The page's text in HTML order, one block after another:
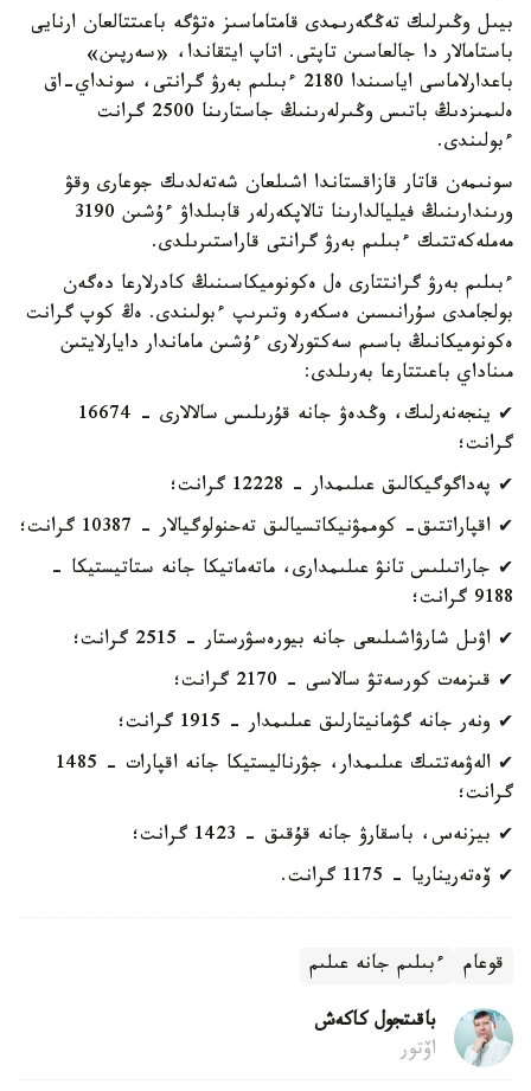
بيىل وڭىرلىك تەڭگەرىمدى قامتاماسىز ەتۋگە باعىتتالعان ارنايى
باستامالار دا جالعاسىن تاپتى. اتاپ ايتقاندا، «سەرپىن»
باعدارلاماسى اياسىندا 2180 ءبىلىم بەرۋ گرانتى، سونداي-اق
ەلىمىزدىڭ باتىس وڭىرلەرىنىڭ جاستارىنا 2500 گرانت
ءبولىندى.
سونىمەن قاتار قازاقستاندا اشىلعان شەتەلدىك جوعارى وقۋ
ورىندارىنىڭ فيليالدارىنا تالاپكەرلەر قابىلداۋ ءۇشىن 3190
مەملەكەتتىك ءبىلىم بەرۋ گرانتى قاراستىرىلدى.
ءبىلىم بەرۋ گرانتتارى ەل ەكونوميكاسىنىڭ كادرلارعا دەگەن
بولجامدى سۇرانىسىن ەسكەرە وتىرىپ ءبولىندى. ەڭ كوپ گرانت
ەكونوميكانىڭ باسىم سەكتورلارى ءۇشىن ماماندار دايارلايتىن
مىناداي باعىتتارعا بەرىلدى:
✔ ينجەنەرلىك، وڭدەۋ جانە قۇرىلىس سالالارى - 16674
گرانت؛
✔ پەداگوگيكالىق عىلىمدار - 12228 گرانت؛
✔ اقپاراتتىق- كوممۋنيكاتسيالىق تەحنولوگيالار - 10387 گرانت؛
✔ جاراتىلىس تانۋ عىلىمدارى، ماتەماتيكا جانە ستاتيستيكا -
9188 گرانت؛
✔ اۋىل شارۋاشىلىعى جانە بيورەسۋرستار - 2515 گرانت؛
✔ قىزمەت كورسەتۋ سالاسى - 2170 گرانت؛
✔ ونەر جانە گۋمانيتارلىق عىلىمدار - 1915 گرانت؛
✔ الەۋمەتتىك عىلىمدار، جۋرناليستيكا جانە اقپارات - 1485
گرانت؛
✔ بيزنەس، باسقارۋ جانە قۇقىق - 1423 گرانت؛
✔ ۆەتەريناريا - 1175 گرانت.
قوعام ءبىلىم جانە عىلىم
باقىتجول كاكەش
اۆتور